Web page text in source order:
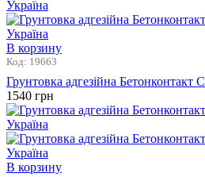
Грунтовка концентрат
395 грн
В корзину
Код: 19663
Грунтовка адгезійна Бетонконтакт
1540 грн